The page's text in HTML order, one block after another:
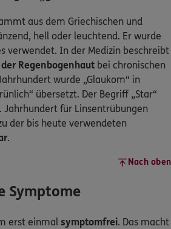
aus dem Griechischen und
hell oder leuchtend. Er wurde
verwendet. In der Medizin beschreibt
Regenbogenhaut bei chronischen
wurde „Glaukom“ in
übersetzt. Der Begriff „Star“
für Linsentrübungen
der bis heute verwendeten
.
Nach oben
Symptome
erst einmal symptomfrei. Das macht